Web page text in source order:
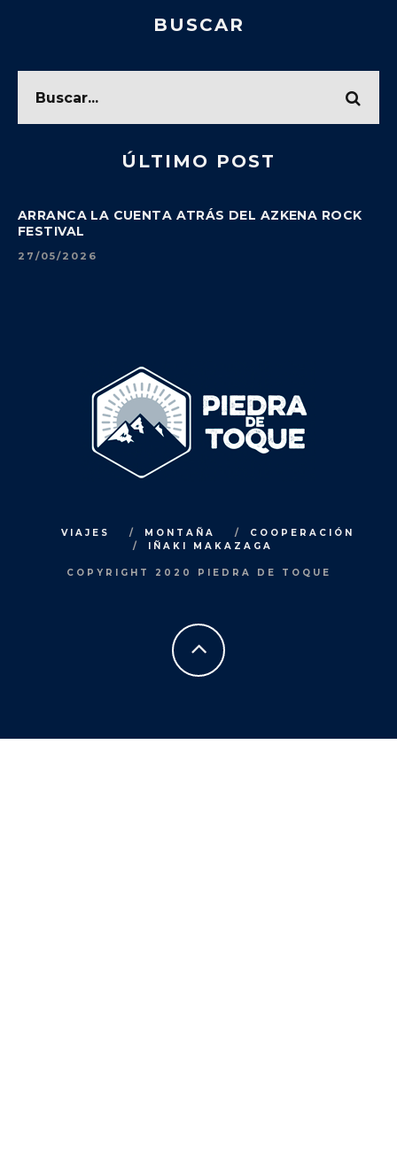
BUSCAR
ÚLTIMO POST
ARRANCA LA CUENTA ATRÁS DEL AZKENA ROCK
FESTIVAL
27/05/2026
VIAJES MONTAÑA
COOPERACIÓN
IÑAKI MAKAZAGA
COPYRIGHT 2020 PIEDRA DE TOQUE